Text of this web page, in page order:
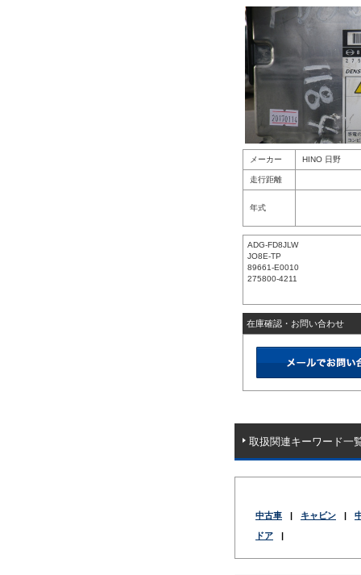
メーカー HINO 日野
走行距離
年式
ADG-FD8JLW
JO8E-TP
89661-E0010
275800-4211
在庫確認・お問い合わせ
取扱関連キーワード一
中古車 | キャビン |
ドア |